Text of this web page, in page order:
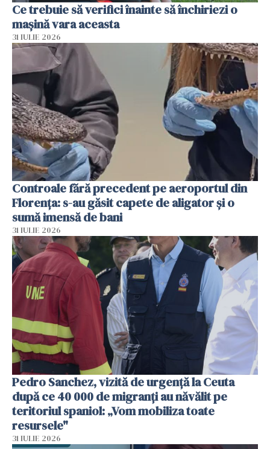
Ce trebuie să verifici înainte să închiriezi o
mașină vara aceasta
31 IULIE 2026
Controale fără precedent pe aeroportul din
Florența: s-au găsit capete de aligator și o
sumă imensă de bani
31 IULIE 2026
Pedro Sanchez, vizită de urgență la Ceuta
după ce 40 000 de migranți au năvălit pe
teritoriul spaniol: „Vom mobiliza toate
resursele"
31 IULIE 2026